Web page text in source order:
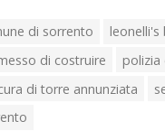
di sorrento
leonelli's
di costruire
polizia
di torre annunziata